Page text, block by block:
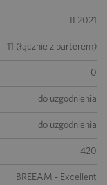
II 2021
11 (łącznie z parterem)
0
do uzgodnienia
do uzgodnienia
420
BREEAM - Excellent